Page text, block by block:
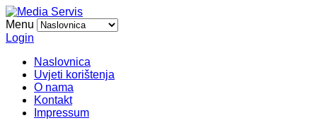
Menu
Login
Naslovnica
Uvjeti korištenja
O nama
Kontakt
Impressum